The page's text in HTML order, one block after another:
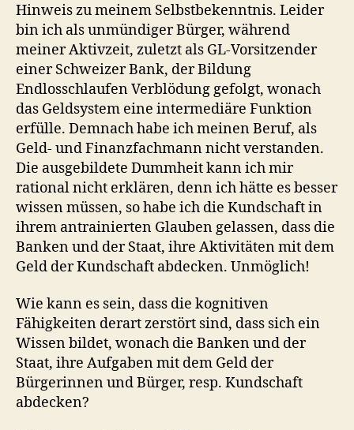
Hinweis zu meinem Selbstbekenntnis. Leider
bin ich als unmündiger Bürger, während
meiner Aktivzeit, zuletzt als GL-Vorsitzender
einer Schweizer Bank, der Bildung
Endlosschlaufen Verblödung gefolgt, wonach
das Geldsystem eine intermediäre Funktion
erfülle. Demnach habe ich meinen Beruf, als
Geld- und Finanzfachmann nicht verstanden.
Die ausgebildete Dummheit kann ich mir
rational nicht erklären, denn ich hätte es besser
wissen müssen, so habe ich die Kundschaft in
ihrem antrainierten Glauben gelassen, dass die
Banken und der Staat, ihre Aktivitäten mit dem
Geld der Kundschaft abdecken. Unmöglich!
Wie kann es sein, dass die kognitiven
Fähigkeiten derart zerstört sind, dass sich ein
Wissen bildet, wonach die Banken und der
Staat, ihre Aufgaben mit dem Geld der
Bürgerinnen und Bürger, resp. Kundschaft
abdecken?